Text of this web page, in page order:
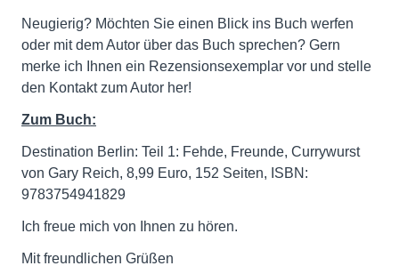
Neugierig? Möchten Sie einen Blick ins Buch werfen
oder mit dem Autor über das Buch sprechen? Gern
merke ich Ihnen ein Rezensionsexemplar vor und stelle
den Kontakt zum Autor her!
Zum Buch:
Destination Berlin: Teil 1: Fehde, Freunde, Currywurst
von Gary Reich, 8,99 Euro, 152 Seiten, ISBN:
9783754941829
Ich freue mich von Ihnen zu hören.
Mit freundlichen Grüßen